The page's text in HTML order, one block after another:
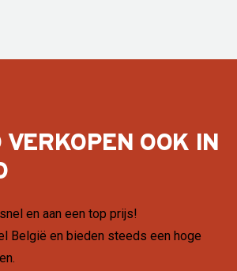
VERKOPEN OOK IN
en aan een top prijs!
België en bieden steeds een hoge